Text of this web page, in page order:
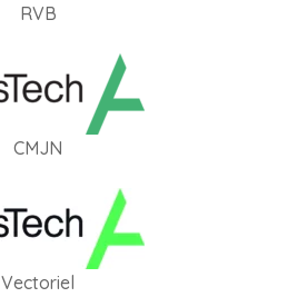
RVB
CMJN
Vectoriel